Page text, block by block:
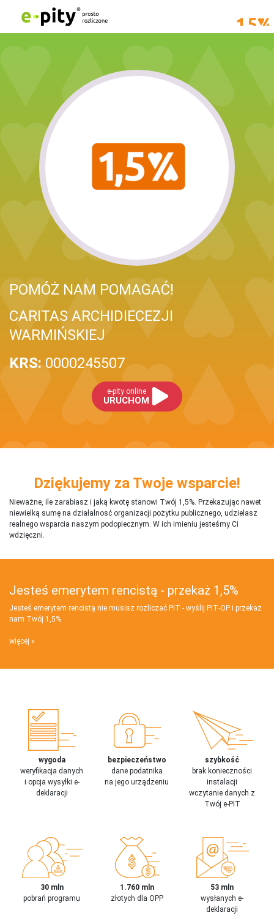
POMÓŻ NAM POMAGAĆ!
CARITAS ARCHIDIECEZJI
WARMIŃSKIEJ
KRS: 0000245507
e-pity online
URUCHOM
Dziękujemy za Twoje wsparcie!
Nieważne, ile zarabiasz i jaką kwotę stanowi Twój 1,5%. Przekazując nawet
niewielką sumę na działalnosć organizacji pożytku publicznego, udzielasz
realnego wsparcia naszym podopiecznym. W ich imieniu jesteśmy Ci
wdzięczni.
Jesteś emerytem rencistą - przekaż 1,5%
Jesteś emerytem rencistą nie musisz rozliczać PIT - wyślij PIT‑OP i przekaż
nam Twój 1,5%
więcej
wygoda
weryfikacja danych
i opcja wysyłki e-
deklaracji
bezpieczeństwo
dane podatnika
na jego urządzeniu
szybkość
brak konieczności
instalacji
wczytanie danych z
Twój e-PIT
30 mln
pobrań programu
1.760 mln
złotych dla OPP
53 mln
wysłanych e-
deklaracji